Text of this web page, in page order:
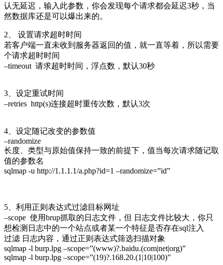
认无延迟，输入此参数，你会发现每个请求都会延迟3秒，当
然数据库还是可以爆出来的。
2、 设置请求超时时间
若客户端一直未收到服务器返回的值，就一直等着，所以需要
个请求超时时间
–timeout 请求超时时间，浮点数，默认30秒
3、设定重试时间
–retries http(s)连接超时重传次数，默认3次
4、设定随记改变的参数值
–randomize
长度、类型与原始值保持一致的前提下，值当每次请求随记取
值的参数名
sqlmap -u http://1.1.1.1/a.php?id=1 –randomize=”id”
5、利用正则表达式过滤目标网址
–scope 使用brup抓取的日志文件，但 日志文件比较大，你只
想检测日志中的一个站点或者某一个特征是否存在sql注入
过滤 日志内容，通过正则表达式筛选扫描对象
sqlmap -l burp.lpg –scope=”(www)?.baidu.(com|net|org)”
sqlmap -l burp.lpg –scope=”(19)?.168.20.(1|10|100)”